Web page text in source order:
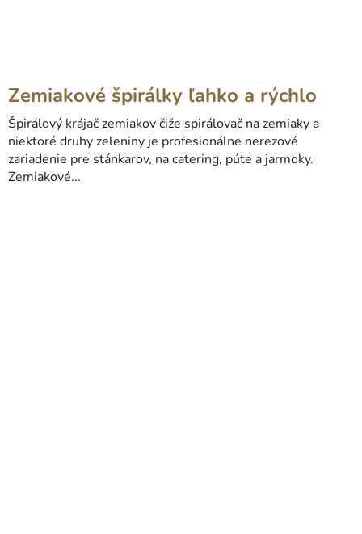
Zemiakové špirálky ľahko a rýchlo
Špirálový krájač zemiakov čiže spirálovač na zemiaky a
niektoré druhy zeleniny je profesionálne nerezové
zariadenie pre stánkarov, na catering, púte a jarmoky.
Zemiakové...